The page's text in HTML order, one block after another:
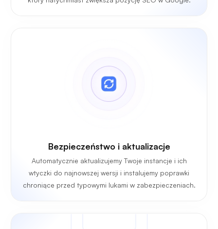
Bezpieczeństwo i aktualizacje
Automatycznie aktualizujemy Twoje instancje i ich
wtyczki do najnowszej wersji i instalujemy poprawki
chroniące przed typowymi lukami w zabezpieczeniach.